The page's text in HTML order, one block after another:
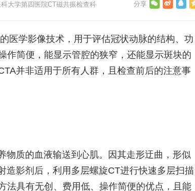
大学第四医院CT磁共振检查科
医学影像技术，用于评估冠状动脉的结构、功
作简便，能显示管腔的狭窄，还能显示斑块的
并非适用于所有人群，且检查前后的注意事
物质的血液输送到心肌。因其走形迂曲，形似
造影剂后，利用多层螺旋CT进行快速多层扫描
法具有无创、费用低、操作简便的优点，且能